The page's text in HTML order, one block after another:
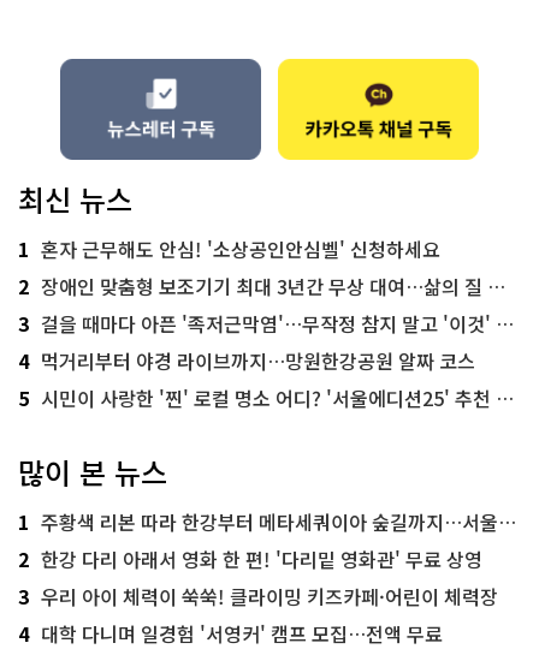
최신 뉴스
1 혼자 근무해도 안심! '소상공인안심벨' 신청하세요
2 장애인 맞춤형 보조기기 최대 3년간 무상 대여…삶의 질 높인다
3 걸을 때마다 아픈 '족저근막염'…무작정 참지 말고 '이것' 해보세요!
4 먹거리부터 야경 라이브까지…망원한강공원 알짜 코스
5 시민이 사랑한 '찐' 로컬 명소 어디? '서울에디션25' 추천 코스
많이 본 뉴스
1 주황색 리본 따라 한강부터 메타세쿼이아 숲길까지…서울둘레길 15코스
2 한강 다리 아래서 영화 한 편! '다리밑 영화관' 무료 상영
3 우리 아이 체력이 쑥쑥! 클라이밍 키즈카페·어린이 체력장
4 대학 다니며 일경험 '서영커' 캠프 모집…전액 무료